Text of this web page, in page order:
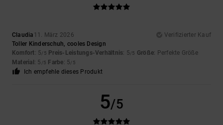
Claudia 11. März 2026
Verifizierter Kauf
Toller Kinderschuh, cooles Design
Komfort: 5/5 Preis-Leistungs-Verhältnis: 5/5 Größe: Perfekte Größe
Material : 5 /5 Farbe: 5/5
Ich empfehle dieses Produkt
5/5